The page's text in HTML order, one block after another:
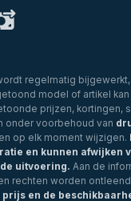
regelmatig bijgewerkt,
model of artikel
prijzen, kortingen,
onder voorbehoud van
op elk moment wijzigen.
en kunnen afwijken
uitvoering. Aan de
rechten worden
en de